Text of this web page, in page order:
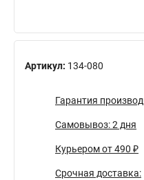
Артикул: 134-080
Гарантия
Самовывоз: 2 дня
Курьером от 490 ₽
Срочная доставка: